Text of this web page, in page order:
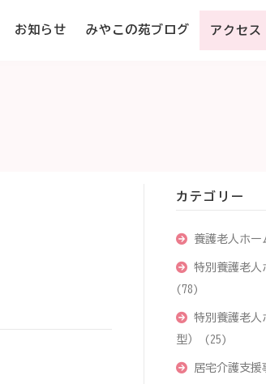
お知らせ みやこの苑ブログ アクセス
カテゴリー
養護老人ホー
特別養護老人
(78)
特別養護老人
型）
(25)
居宅介護支援